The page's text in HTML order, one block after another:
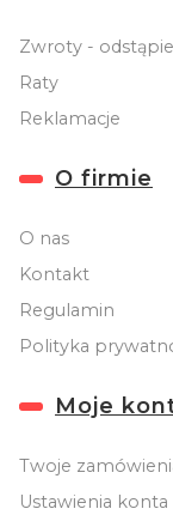
Zwroty -
Raty
Reklamacje
O firmie
O nas
Kontakt
Regulamin
Polityka
Moje
Twoje
Ustawienia konta